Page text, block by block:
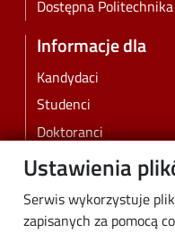
Ustawienia
Serwis wykorzystuje
zapisanych za pomocą
Dostępna
Informacje dla
Kandydaci
Studenci
Doktoranci
Pracownicy
Biznes